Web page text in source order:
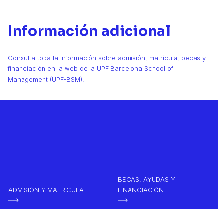
Información adicional
Consulta toda la información sobre admisión, matrícula, becas y
financiación en la web de la UPF Barcelona School of
Management (UPF-BSM).
ADMISIÓN Y MATRÍCULA
BECAS, AYUDAS Y
FINANCIACIÓN